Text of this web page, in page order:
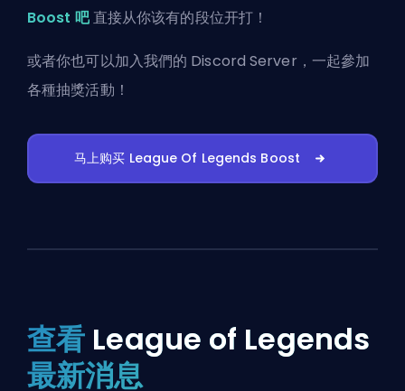
Boost 吧直接从你该有的段位开打！
或者你也可以加入我們的 Discord Server ，一起參加
各種抽獎活動！
马上购买 League Of Legends Boost
查看 League of Legends
最新消息